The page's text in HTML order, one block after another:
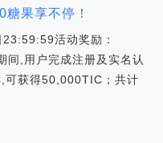
果享不停！
活动奖励：
,用户完成注册及实名认
获得50,000TIC；共计